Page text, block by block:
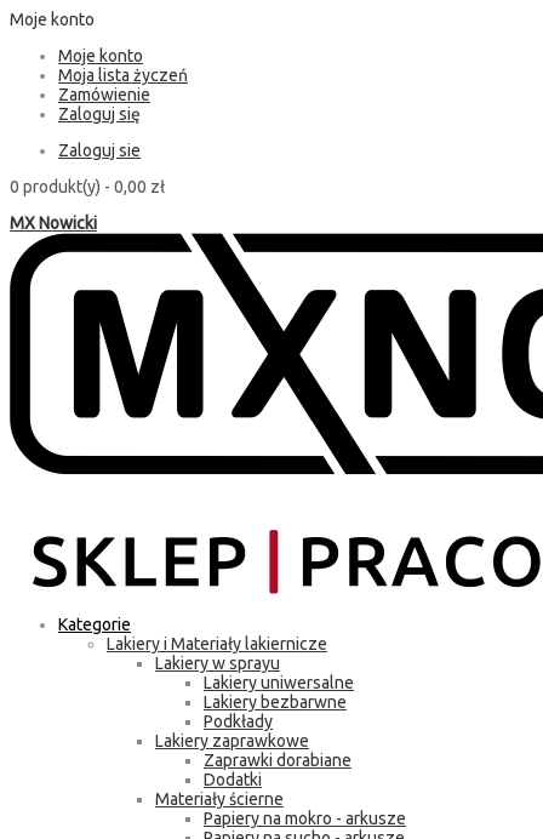
Moje konto
Moje konto
Moja lista życzeń
Zamówienie
Zaloguj się
Zaloguj sie
0 produkt(y) - 0,00 zł
MX Nowicki
Kategorie
Lakiery i Materiały lakiernicze
Lakiery w sprayu
Lakiery uniwersalne
Lakiery bezbarwne
Podkłady
Lakiery zaprawkowe
Zaprawki dorabiane
Dodatki
Materiały ścierne
Papiery na mokro - arkusze